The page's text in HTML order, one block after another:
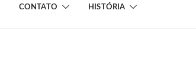
CONTATO HISTÓRIA